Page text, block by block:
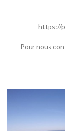
https://
Pour nous